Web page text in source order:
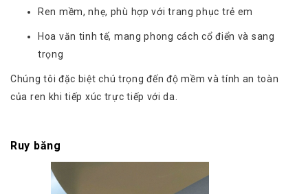
Ren mềm, nhẹ, phù hợp với trang phục trẻ em
Hoa văn tinh tế, mang phong cách cổ điển và sang
trọng
Chúng tôi đặc biệt chú trọng đến độ mềm và tính an toàn
của ren khi tiếp xúc trực tiếp với da.
Ruy băng